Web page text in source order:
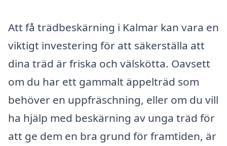
Att få trädbeskärning i Kalmar kan vara en
viktigt investering för att säkerställa att
dina träd är friska och välskötta. Oavsett
om du har ett gammalt äppelträd som
behöver en uppfräschning, eller om du vill
ha hjälp med beskärning av unga träd för
att ge dem en bra grund för framtiden, är